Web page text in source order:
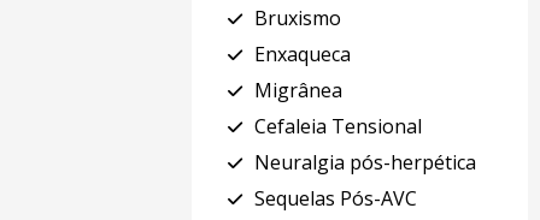
Bruxismo
Enxaqueca
Migrânea
Cefaleia Tensional
Neuralgia pós-herpética
Sequelas Pós-AVC